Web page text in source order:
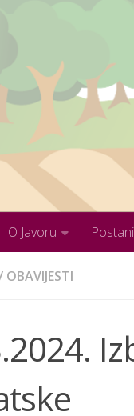
O Javoru
OBAVIJESTI